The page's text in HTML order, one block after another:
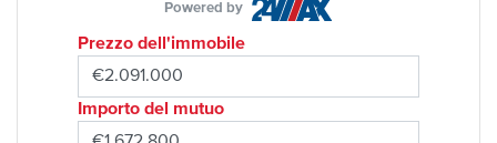
Powered by
Prezzo dell'immobile
Importo del mutuo